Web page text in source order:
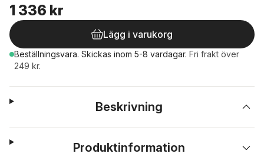
1 336 kr
Lägg i varukorg
Beställningsvara. Skickas inom 5-8 vardagar. Fri frakt över
249 kr.
Beskrivning
Produktinformation